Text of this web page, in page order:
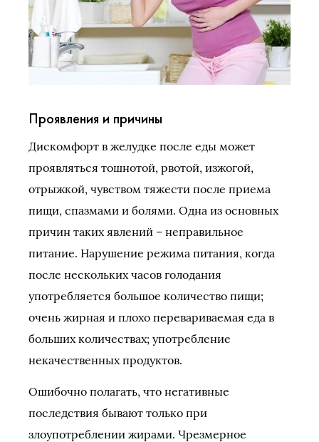
Проявления и причины
Дискомфорт в желудке после еды может
проявляться тошнотой, рвотой, изжогой,
отрыжкой, чувством тяжести после приема
пищи, спазмами и болями. Одна из основных
причин таких явлений – неправильное
питание. Нарушение режима питания, когда
после нескольких часов голодания
употребляется большое количество пищи;
очень жирная и плохо перевариваемая еда в
больших количествах; употребление
некачественных продуктов.
Ошибочно полагать, что негативные
последствия бывают только при
злоупотреблении жирами. Чрезмерное